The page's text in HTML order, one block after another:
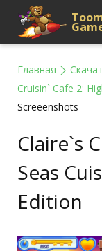
Главная
Cruisin` Cafe 2:
Screeenshots
Claire`s
Seas
Edition